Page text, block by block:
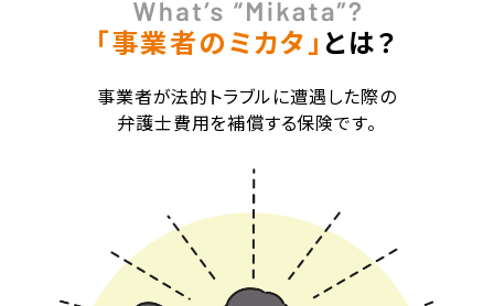
「事業者のミカタ」 とは？
事業者が法的トラブルに遭遇した際の
弁護士費用を補償する保険です。